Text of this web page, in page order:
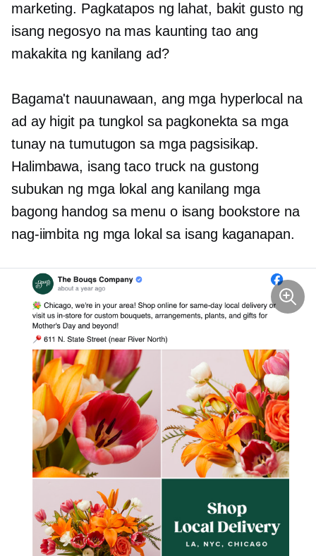
marketing. Pagkatapos ng lahat, bakit gusto ng
isang negosyo na mas kaunting tao ang
makakita ng kanilang ad?
Bagama't nauunawaan, ang mga hyperlocal na
ad ay higit pa tungkol sa pagkonekta sa mga
tunay na tumutugon sa mga pagsisikap.
Halimbawa, isang taco truck na gustong
subukan ng mga lokal ang kanilang mga
bagong handog sa menu o isang bookstore na
nag-iimbita ng mga lokal sa isang kaganapan.